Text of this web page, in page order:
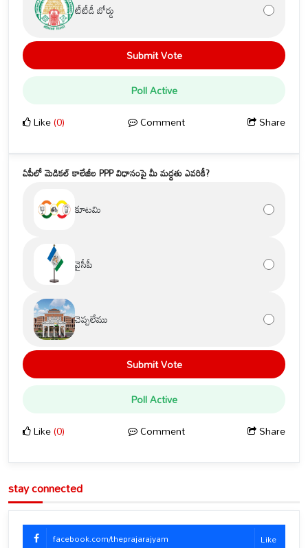
టీటీడీ బోర్డు
Submit Vote
Poll Active
Like(0) Comment Share
ఏపీలో మెడికల్ కాలేజీల PPP విధానంపై మీ మద్దతు ఎవరికీ?
కూటమి
వైసీపీ
చెప్పలేము
Submit Vote
Poll Active
Like(0) Comment Share
stay connected
facebook.com/theprajarajyam Like